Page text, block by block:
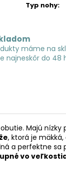
Typ nohy:
máme na
najneskôr do 48
Majú
, ktorá je
a perfektne sa
vo